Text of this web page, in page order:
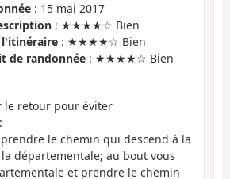
: 15 mai 2017
: ★★★★☆ Bien
l'itinéraire : ★★★★☆ Bien
de randonnée : ★★★★☆ Bien
le retour pour éviter
le chemin qui descend à la
départementale; au bout vous
et prendre le chemin